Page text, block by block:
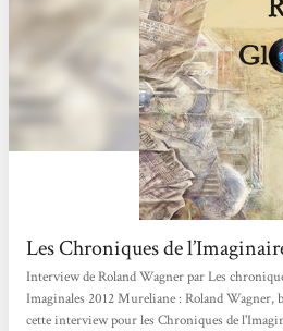
Les Chroniques de
Interview de Roland Wagner par Les
Imaginales 2012 Mureliane : Roland Wagner,
cette interview pour les Chroniques de